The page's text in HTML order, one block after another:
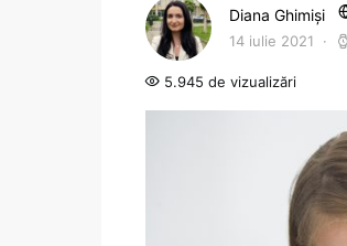
Diana Ghimiși
14 iulie 2021
5.945 de vizualizări